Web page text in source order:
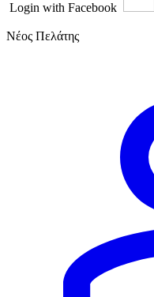
Login with Facebook
Νέος Πελάτης